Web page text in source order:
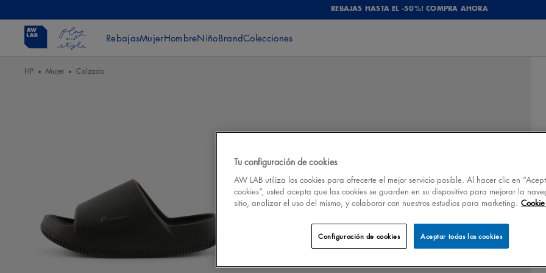
REBAJAS HASTA EL -50%! COMPRA AHORA
RebajasMujerHombreNiñoBrandColecciones
HP Mujer Calzado
Tu configuración de cookies
AW LAB utiliza los cookies para ofrecerte el mejor servicio posible. Al hacer clic en
cookies”, usted acepta que las cookies se guarden en su dispositivo para mejorar la
sitio, analizar el uso del mismo, y colaborar con nuestros estudios para marketing.
Aceptar todas las cookies
Configuración de cookies